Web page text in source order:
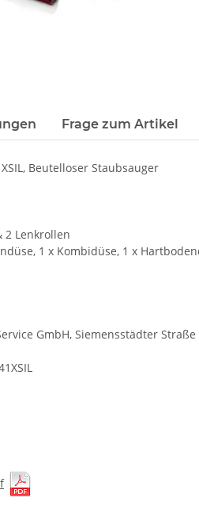
Frage zum Artikel
Beutelloser Staubsauger
2 Lenkrollen
1 x Kombidüse, 1 x
GmbH, Siemensstädter